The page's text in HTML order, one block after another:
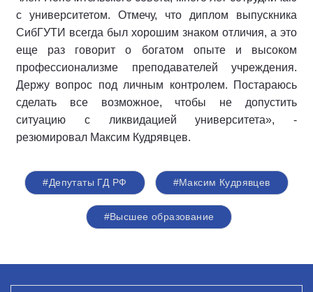
с университетом. Отмечу, что диплом выпускника
СибГУТИ всегда был хорошим знаком отличия, а это
еще раз говорит о богатом опыте и высоком
профессионализме преподавателей учреждения.
Держу вопрос под личным контролем. Постараюсь
сделать все возможное, чтобы не допустить
ситуацию с ликвидацией университета», -
резюмировал Максим Кудрявцев.
#Депутаты ГД РФ #Максим Кудрявцев
#Высшее образование